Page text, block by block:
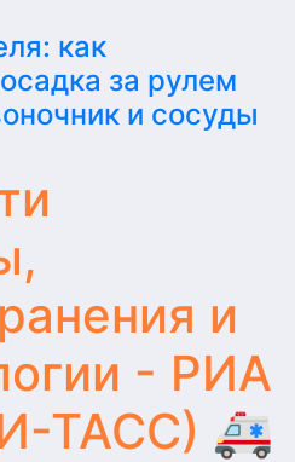
как
за рулем
и сосуды
и
- РИА
ТАСС) 🚑